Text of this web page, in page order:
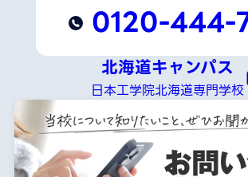
0120-444-
北海道キャンパス
日本工学院北海道専門学校